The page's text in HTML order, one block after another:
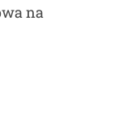
na